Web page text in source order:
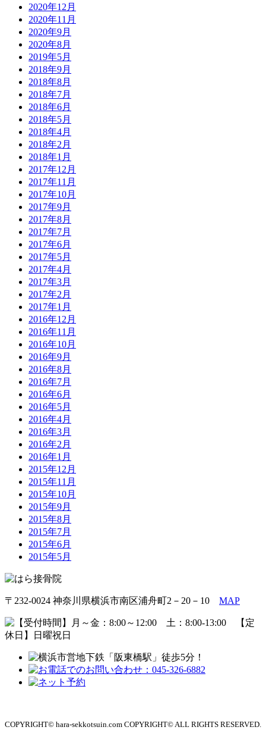
2020年12月
2020年11月
2020年9月
2020年8月
2019年5月
2018年9月
2018年8月
2018年7月
2018年6月
2018年5月
2018年4月
2018年2月
2018年1月
2017年12月
2017年11月
2017年10月
2017年9月
2017年8月
2017年7月
2017年6月
2017年5月
2017年4月
2017年3月
2017年2月
2017年1月
2016年12月
2016年11月
2016年10月
2016年9月
2016年8月
2016年7月
2016年6月
2016年5月
2016年4月
2016年3月
2016年2月
2016年1月
2015年12月
2015年11月
2015年10月
2015年9月
2015年8月
2015年7月
2015年6月
2015年5月
〒232-0024 神奈川県横浜市南区浦舟町2－20－10 MAP
COPYRIGHT© hara-sekkotsuin.com COPYRIGHT© ALL RIGHTS RESERVED.